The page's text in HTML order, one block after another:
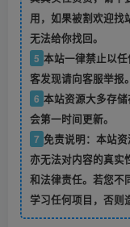
用，如果被割欢迎找
无法给你找回。
5 本站一律禁止以
客发现请向客服举报。
6 本站资源大多存
会第一时间更新。
7 免责说明：本站
亦无法对内容的真实
和法律责任。若您不
学习任何项目，否则